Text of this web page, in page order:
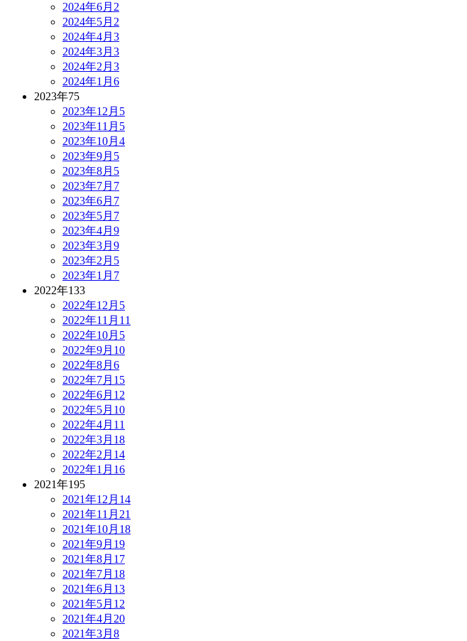
2024年6月 2
2024年5月 2
2024年4月 3
2024年3月 3
2024年2月 3
2024年1月 6
2023年75
2023年12月 5
2023年11月 5
2023年10月 4
2023年9月 5
2023年8月 5
2023年7月 7
2023年6月 7
2023年5月 7
2023年4月 9
2023年3月 9
2023年2月 5
2023年1月 7
2022年133
2022年12月 5
2022年11月 11
2022年10月 5
2022年9月 10
2022年8月 6
2022年7月 15
2022年6月 12
2022年5月 10
2022年4月 11
2022年3月 18
2022年2月 14
2022年1月 16
2021年195
2021年12月 14
2021年11月 21
2021年10月 18
2021年9月 19
2021年8月 17
2021年7月 18
2021年6月 13
2021年5月 12
2021年4月 20
2021年3月 8